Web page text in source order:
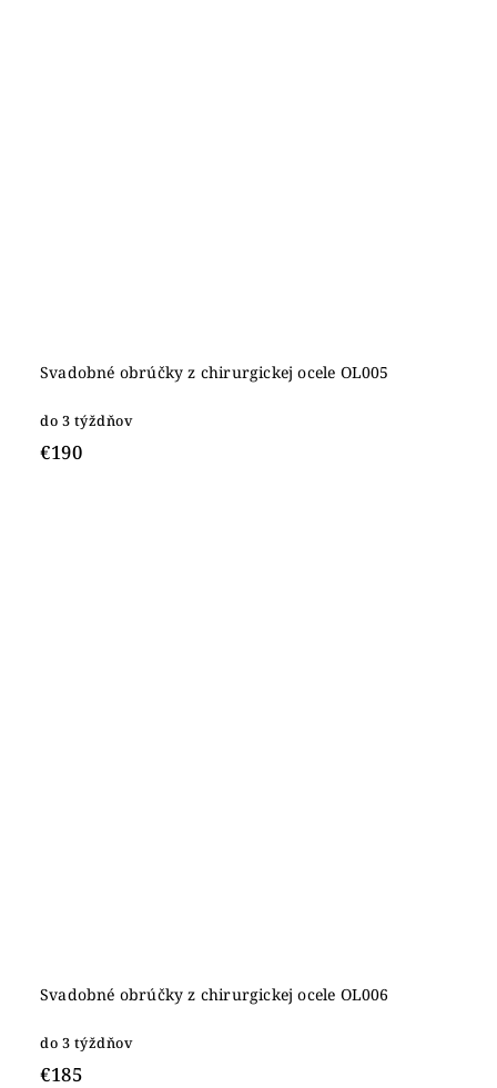
Svadobné obrúčky z chirurgickej ocele OL005
do 3 týždňov
€190
Svadobné obrúčky z chirurgickej ocele OL006
do 3 týždňov
€185